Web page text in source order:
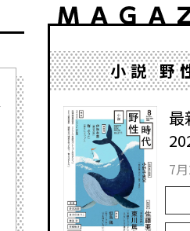
小説 野
最
7